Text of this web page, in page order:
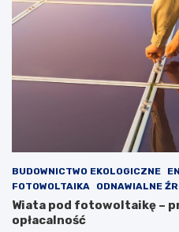
BUDOWNICTWO EKOLOGICZNE
FOTOWOLTAIKA
ODNAWIALNE
Wiata pod fotowoltaikę –
opłacalność